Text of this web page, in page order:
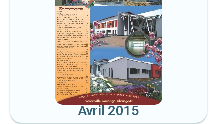
Avril 2015